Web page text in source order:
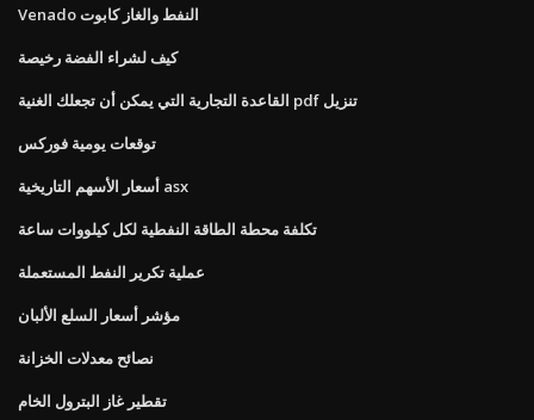
Venado النفط والغاز كابوت
كيف لشراء الفضة رخيصة
القاعدة التجارية التي يمكن أن تجعلك الغنية pdf تنزيل
توقعات يومية فوركس
أسعار الأسهم التاريخية asx
تكلفة محطة الطاقة النفطية لكل كيلووات ساعة
عملية تكرير النفط المستعملة
مؤشر أسعار السلع الألبان
نصائح معدلات الخزانة
تقطير غاز البترول الخام